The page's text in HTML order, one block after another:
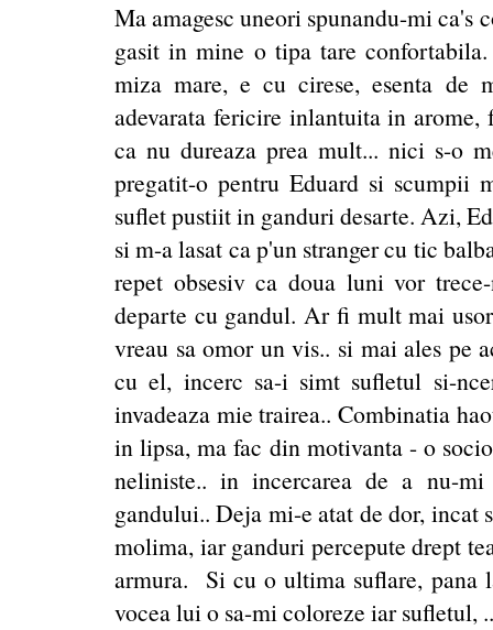
Ma amagesc uneori spunandu-mi ca's
gasit in mine o tipa tare
miza mare, e cu cirese, esenta de
adevarata fericire inlantuita in
ca nu dureaza prea mult... nici s-o
pregatit-o pentru Eduard si scumpii
suflet pustiit in ganduri desarte. Azi,
si m-a lasat ca p'un stranger cu tic
repet obsesiv ca doua luni vor
departe cu gandul. Ar fi mult mai
vreau sa omor un vis.. si mai ales pe
cu el, incerc sa-i simt sufletul si-
invadeaza mie trairea.. Combinatia
in lipsa, ma fac din motivanta - o
neliniste.. in incercarea de a nu-
gandului.. Deja mi-e atat de dor,
molima, iar ganduri percepute drept
armura. Si cu o ultima suflare, pana
vocea lui o sa-mi coloreze iar sufletul,